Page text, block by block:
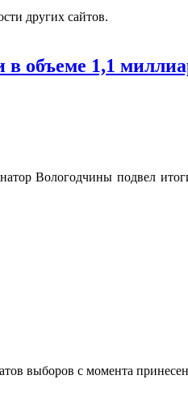
других сайтов.
объеме 1,1
Вологодчины подвел
выборов с момента